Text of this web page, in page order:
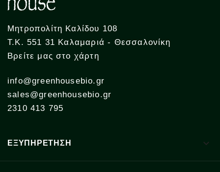
Μητροπολίτη Καλίδου 108
Τ.Κ. 551 31 Καλαμαριά - Θεσσαλονίκη
Βρείτε μας στο χάρτη
info@greenhousebio.gr
sales@greenhousebio.gr
2310 413 795
ΕΞΥΠΗΡΕΤΗΣΗ 